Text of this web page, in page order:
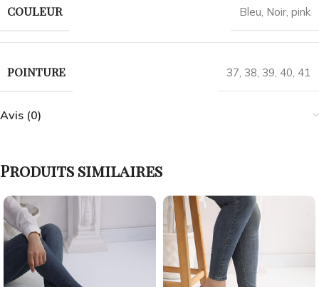
COULEUR Bleu, Noir, pink
POINTURE 37, 38, 39, 40, 41
Avis (0)
Produits similaires